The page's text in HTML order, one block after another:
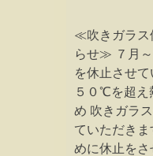
≪吹きガラス
らせ≫ ７月
を休止させ
５０℃を超え
め 吹きガラ
ていただき
めに休止を